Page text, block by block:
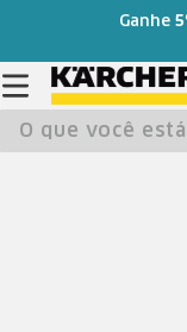
Ganhe
O que você está